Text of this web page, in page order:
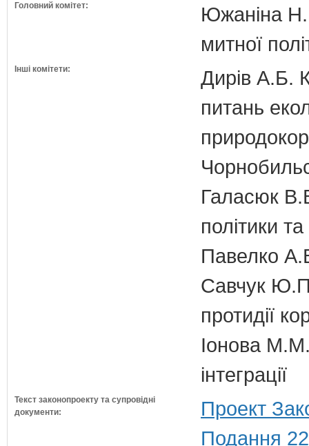
Головний комітет:
Южаніна
митної
Інші комітети:
Дирів А.Б.
питань
Галасюк
політики
Павелко
Савчук Ю.П.
протидії
Іонова М.М.
інтеграції
Текст законопроекту та супровідні
документи:
Проект
Подання